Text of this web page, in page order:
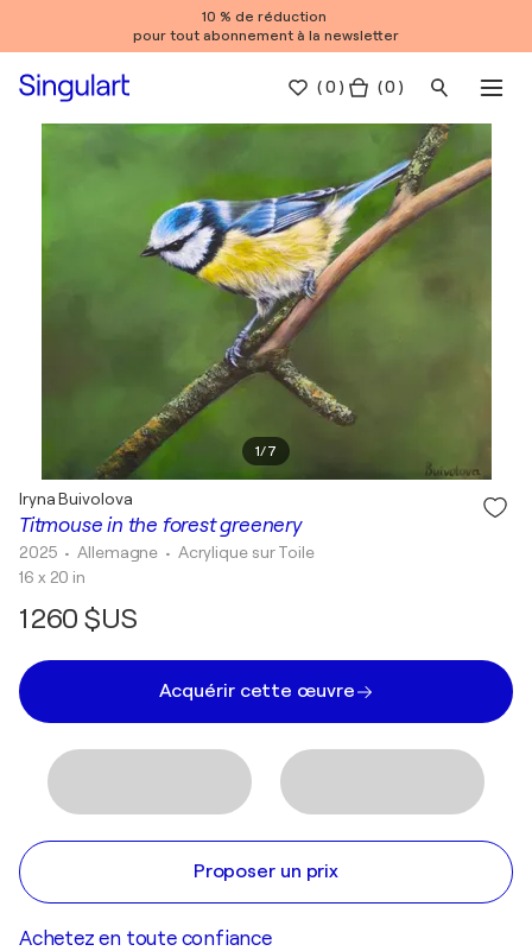
10 % de réduction
pour tout abonnement à la newsletter
(0 ) ( 0 )
1/7
Titmouse in the forest greenery
Iryna Buivolova
2025 • Allemagne • Acrylique sur Toile
16 x 20 in
1 260 $US
Acquérir cette œuvre
Proposer un prix
Achetez en toute confiance